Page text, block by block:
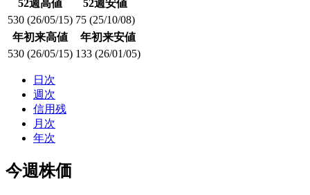
52週高値
52週安値
530 (26/05/15) 75 (25/10/08)
年初来高値
年初来安値
530 (26/05/15) 133 (26/01/05)
日次
週次
信用残
月次
年次
今週株価